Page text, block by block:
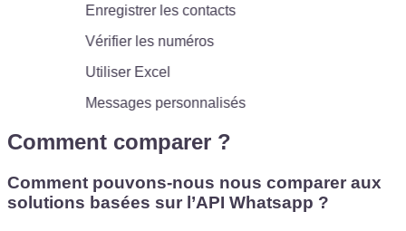
Enregistrer les contacts
Vérifier les numéros
Utiliser Excel
Messages personnalisés
Comment comparer ?
Comment pouvons-nous nous comparer aux
solutions basées sur l’API Whatsapp ?